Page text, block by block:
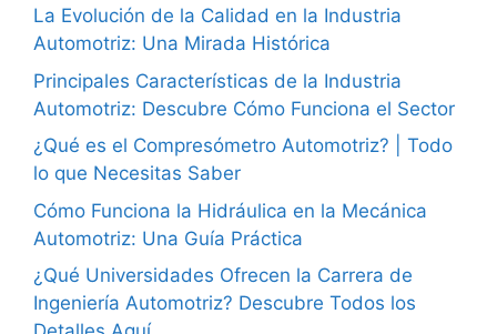
La Evolución de la Calidad en la Industria
Automotriz: Una Mirada Histórica
Principales Características de la Industria
Automotriz: Descubre Cómo Funciona el Sector
¿Qué es el Compresómetro Automotriz? | Todo
lo que Necesitas Saber
Cómo Funciona la Hidráulica en la Mecánica
Automotriz: Una Guía Práctica
¿Qué Universidades Ofrecen la Carrera de
Ingeniería Automotriz? Descubre Todos los